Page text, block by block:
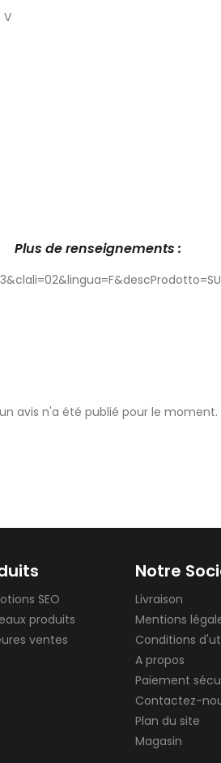
V
Plus de renseignements :
avis n'a été publié pour le moment.
SEO
produits
ventes
Notre
Livraison
Mentions
Conditions
A propos
Paiement
Contactez-
Plan du site
Magasin